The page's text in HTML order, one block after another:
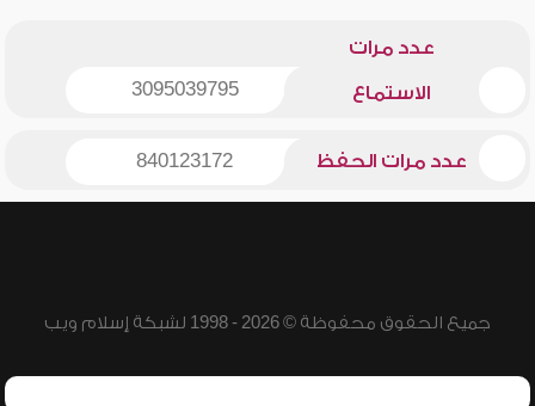
عدد مرات
الاستماع 3095039795
عدد مرات الحفظ 840123172
جميع الحقوق محفوظة © 2026 - 1998 لشبكة إسلام ويب